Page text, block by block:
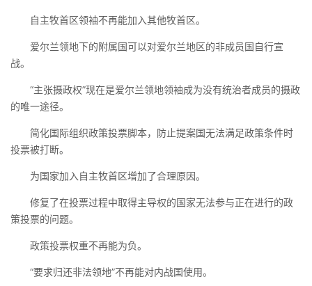
自主牧首区领袖不再能加入其他牧首区。
爱尔兰领地下的附属国可以对爱尔兰地区的非成员国自行宣
战。
“主张摄政权”现在是爱尔兰领地领袖成为没有统治者成员的摄政
的唯一途径。
简化国际组织政策投票脚本，防止提案国无法满足政策条件时
投票被打断。
为国家加入自主牧首区增加了合理原因。
修复了在投票过程中取得主导权的国家无法参与正在进行的政
策投票的问题。
政策投票权重不再能为负。
“要求归还非法领地”不再能对内战国使用。